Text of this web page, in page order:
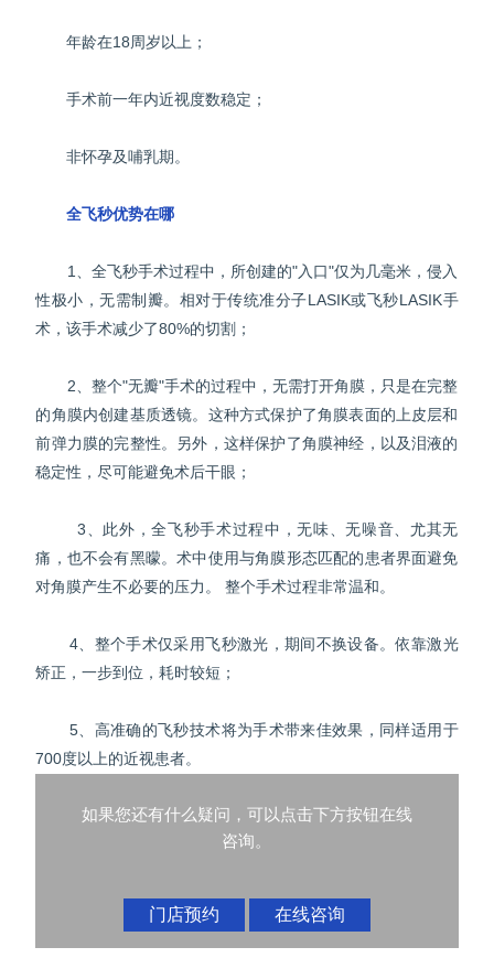
年龄在18周岁以上；
手术前一年内近视度数稳定；
非怀孕及哺乳期。
全飞秒优势在哪
1、全飞秒手术过程中，所创建的"入口"仅为几毫米，侵入
性极小，无需制瓣。相对于传统准分子LASIK或飞秒LASIK手
术，该手术减少了80%的切割；
2、整个"无瓣"手术的过程中，无需打开角膜，只是在完整
的角膜内创建基质透镜。这种方式保护了角膜表面的上皮层和
前弹力膜的完整性。另外，这样保护了角膜神经，以及泪液的
稳定性，尽可能避免术后干眼；
3、此外，全飞秒手术过程中，无味、无噪音、尤其无
痛，也不会有黑曚。术中使用与角膜形态匹配的患者界面避免
对角膜产生不必要的压力。 整个手术过程非常温和。
4、整个手术仅采用飞秒激光，期间不换设备。依靠激光
矫正，一步到位，耗时较短；
5、高准确的飞秒技术将为手术带来佳效果，同样适用于
700度以上的近视患者。
如果您还有什么疑问，可以点击下方按钮在线
咨询。
门店预约 在线咨询